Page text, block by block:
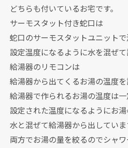
どちらも付いているお宅です。
サーモスタット付き蛇口は
蛇口のサーモスタットユニット
設定温度になるように水を混ぜて
給湯器のリモコンは
給湯器から出てくるお湯の温度を
給湯器で作られるお湯の温度は
設定された温度になるようにお
水と混ぜて給湯器から出していま
両方でお湯の量を絞るのでシャ